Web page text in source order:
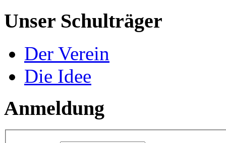
Unser Schulträger
Der Verein
Die Idee
Anmeldung